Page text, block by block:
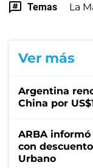
Temas La
Ver más
Argentina
China por
ARBA
con
Urbano